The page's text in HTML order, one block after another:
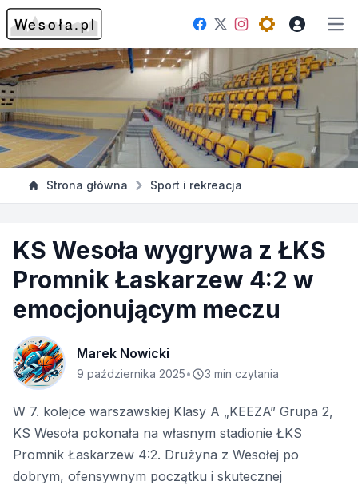
Facebook
TwitterInstagram
Open theme
Strona główna Sport i rekreacja
KS Wesoła wygrywa z ŁKS
Promnik Łaskarzew 4:2 w
emocjonującym meczu
Marek Nowicki
9 października 2025• 3 min czytania
W 7. kolejce warszawskiej Klasy A „KEEZA” Grupa 2,
KS Wesoła pokonała na własnym stadionie ŁKS
Promnik Łaskarzew 4:2. Drużyna z Wesołej po
dobrym, ofensywnym początku i skutecznej